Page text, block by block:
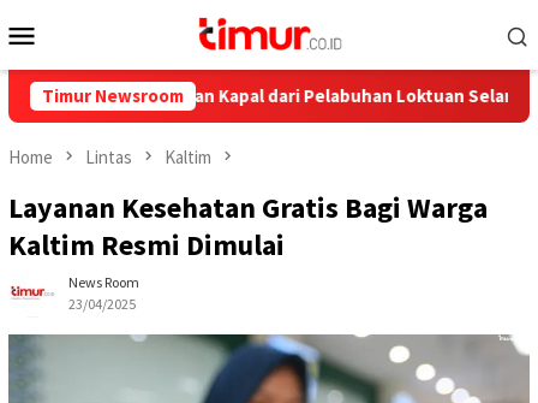
to
Menu
Timur Newsroom
Ini Pelayaran Kapal dari Pelabuhan Loktuan Selama Juli 2026
Home Lintas Kaltim
Layanan Kesehatan Gratis Bagi Warga
Kaltim Resmi Dimulai
News Room
23/04/2025